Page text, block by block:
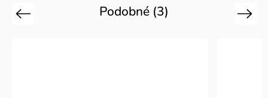
Podobné (3)
Previous Next